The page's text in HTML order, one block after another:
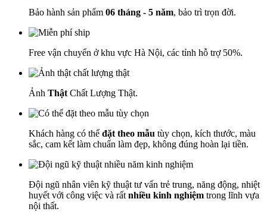
Bảo hành sản phẩm 06 tháng - 5 năm, bảo trì trọn đời.
Free vận chuyển ở khu vực Hà Nội, các tỉnh hỗ trợ 50%.
Ảnh Thật Chất Lượng Thật.
Khách hàng có thể đặt theo mẫu tùy chọn, kích thước, màu
sắc, cam kết làm chuẩn làm đẹp, không đúng hoàn lại tiền.
Đội ngũ nhân viên kỹ thuật tư vấn trẻ trung, năng động, nhiệt
huyết với công việc và rất nhiều kinh nghiệm trong lĩnh vựa
nội thất.